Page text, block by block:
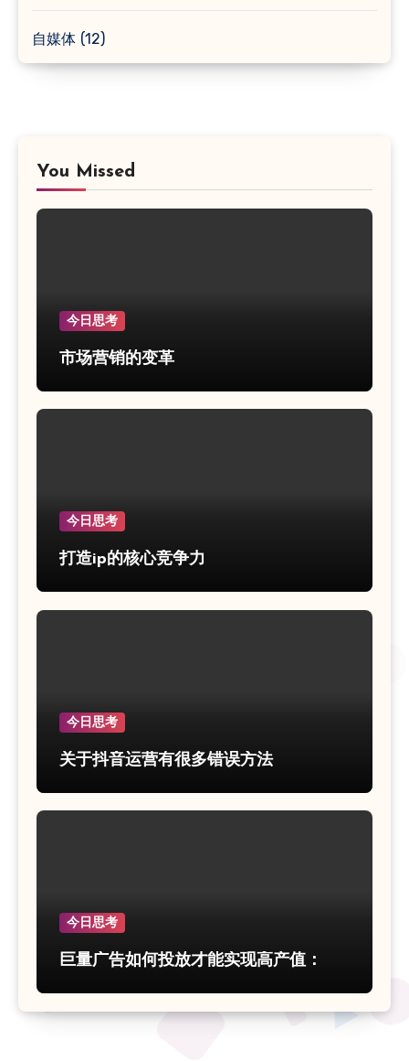
自媒体 (12)
You Missed
今日思考
市场营销的变革
今日思考
打造ip的核心竞争力
今日思考
关于抖音运营有很多错误方法
今日思考
巨量广告如何投放才能实现高产值：